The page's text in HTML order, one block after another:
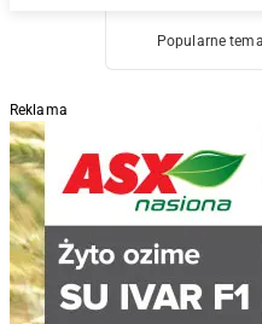
Popularne
Reklama